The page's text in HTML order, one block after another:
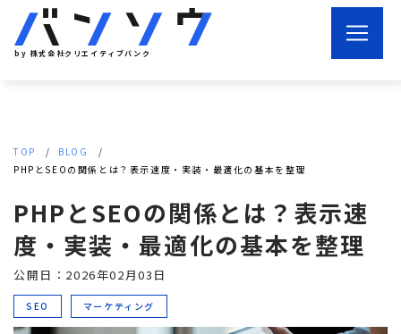
by 株式会社クリエイティブバンク
TOP
BLOG
PHPとSEOの関係とは？表示速度・実装・最適化の基本を整理
PHPとSEOの関係とは？表示速
度・実装・最適化の基本を整理
公開日：2026年02月03日
SEO マーケティング